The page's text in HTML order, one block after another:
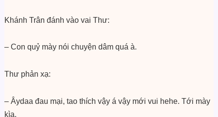
Khánh Trân đánh vào vai Thư:
– Con quỷ mày nói chuyện dâm quá à.
Thư phản xạ:
– Âydaa đau mại, tao thích vậy á vậy mới vui hehe. Tới mày
kìa.